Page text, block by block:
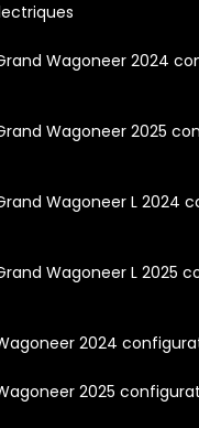
Wagoneer 2024
Wagoneer 2025
Wagoneer L 2024
Wagoneer L 2025
2024
2025